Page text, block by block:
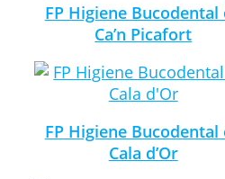
FP Higiene Bucodental
Ca’n Picafort
FP Higiene Bucodental
Cala d’Or